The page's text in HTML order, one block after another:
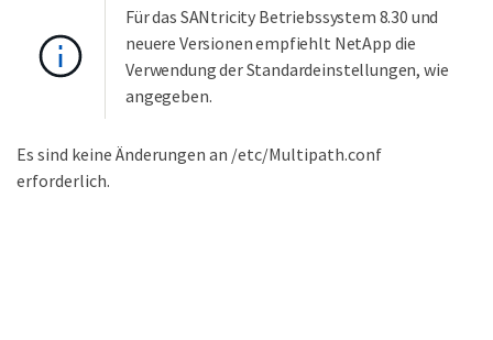
Für das SANtricity Betriebssystem 8.30 und
neuere Versionen empfiehlt NetApp die
Verwendung der Standardeinstellungen, wie
angegeben.
Es sind keine Änderungen an /etc/Multipath.conf
erforderlich.